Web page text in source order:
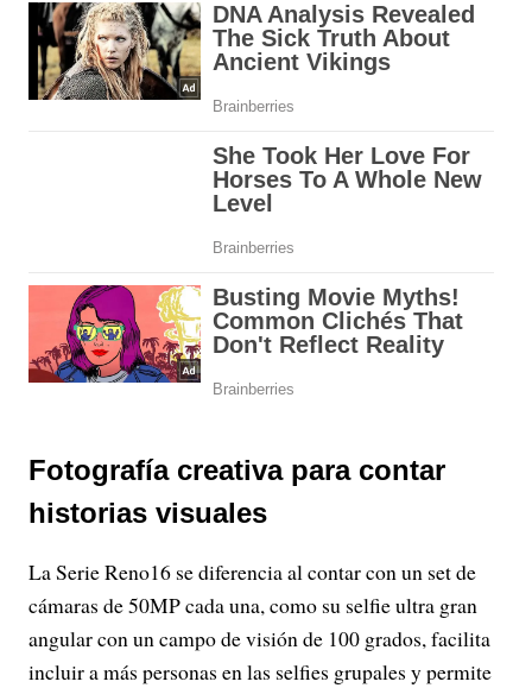
Fotografía creativa para contar
historias visuales
La Serie Reno16 se diferencia al contar con un set de
cámaras de 50MP cada una, como su selfie ultra gran
angular con un campo de visión de 100 grados, facilita
incluir a más personas en las selfies grupales y permite